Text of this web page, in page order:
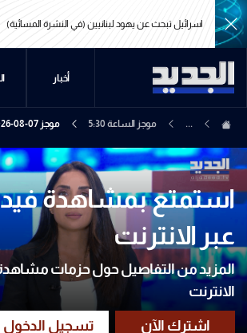
اسرائيل تبحث عن يهود لبنانيين (في النشرة المسائية)
اسرائيل تبحث عن يهود لبنانيين (في النشرة المسائية)
أخبار
... موجز الساعة 5:30 موجز 07-08-2026
استمتع بمشاهدة
عبر الانترنت
المزيد من التفاصيل حول حزمات
الانترنت